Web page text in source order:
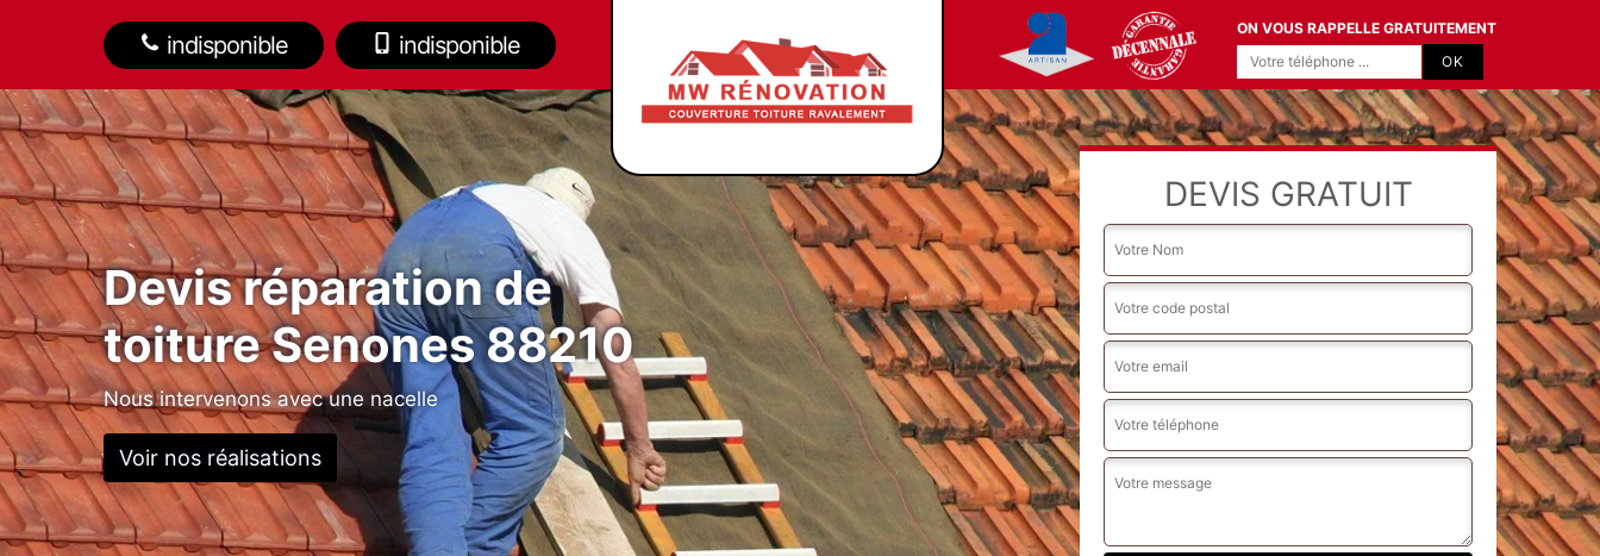
indisponible indisponible
ON VOUS RAPPELLE GRATUITEMENT
Devis réparation de
toiture Senones 88210
Nous intervenons avec une nacelle
Voir nos réalisations
DEVIS GRATUIT